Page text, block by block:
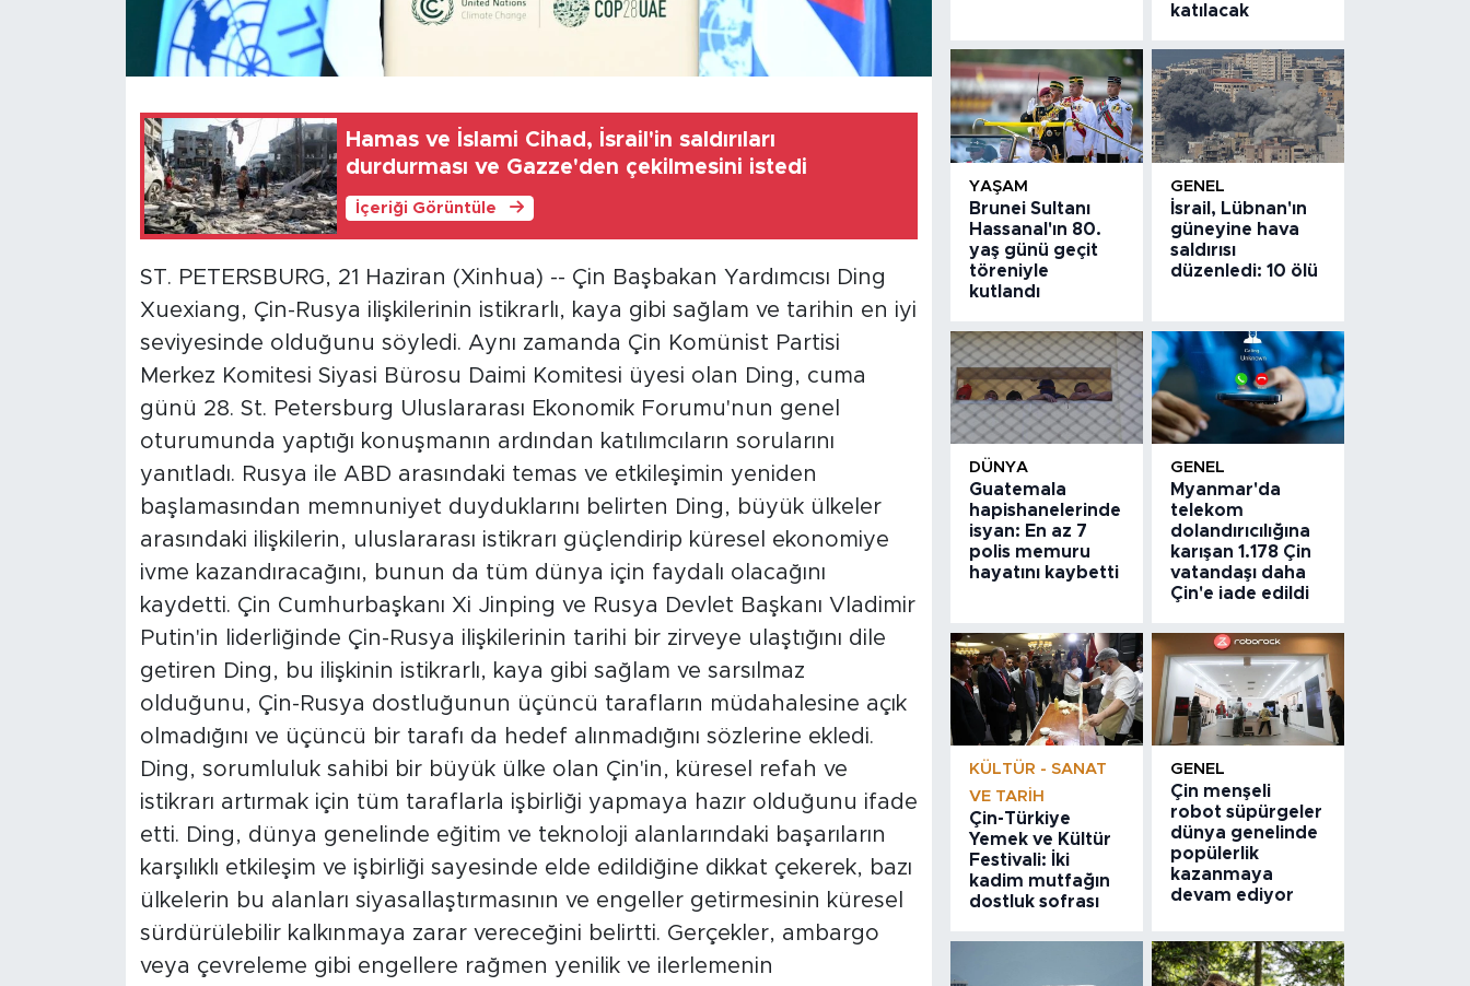
Hamas ve İslami Cihad, İsrail'in saldırıları
durdurması ve Gazze'den çekilmesini istedi
İçeriği Görüntüle
ST. PETERSBURG, 21 Haziran (Xinhua) -- Çin Başbakan Yardımcısı Ding
Xuexiang, Çin-Rusya ilişkilerinin istikrarlı, kaya gibi sağlam ve tarihin en iyi
seviyesinde olduğunu söyledi. Aynı zamanda Çin Komünist Partisi
Merkez Komitesi Siyasi Bürosu Daimi Komitesi üyesi olan Ding, cuma
günü 28. St. Petersburg Uluslararası Ekonomik Forumu'nun genel
oturumunda yaptığı konuşmanın ardından katılımcıların sorularını
yanıtladı. Rusya ile ABD arasındaki temas ve etkileşimin yeniden
başlamasından memnuniyet duyduklarını belirten Ding, büyük ülkeler
arasındaki ilişkilerin, uluslararası istikrarı güçlendirip küresel ekonomiye
ivme kazandıracağını, bunun da tüm dünya için faydalı olacağını
kaydetti. Çin Cumhurbaşkanı Xi Jinping ve Rusya Devlet Başkanı Vladimir
Putin'in liderliğinde Çin-Rusya ilişkilerinin tarihi bir zirveye ulaştığını dile
getiren Ding, bu ilişkinin istikrarlı, kaya gibi sağlam ve sarsılmaz
olduğunu, Çin-Rusya dostluğunun üçüncü tarafların müdahalesine açık
olmadığını ve üçüncü bir tarafı da hedef alınmadığını sözlerine ekledi.
Ding, sorumluluk sahibi bir büyük ülke olan Çin'in, küresel refah ve
istikrarı artırmak için tüm taraflarla işbirliği yapmaya hazır olduğunu ifade
etti. Ding, dünya genelinde eğitim ve teknoloji alanlarındaki başarıların
karşılıklı etkileşim ve işbirliği sayesinde elde edildiğine dikkat çekerek, bazı
ülkelerin bu alanları siyasallaştırmasının ve engeller getirmesinin küresel
sürdürülebilir kalkınmaya zarar vereceğini belirtti. Gerçekler, ambargo
veya çevreleme gibi engellere rağmen yenilik ve ilerlemenin
katılacak
YAŞAM
Brunei Sultanı
Hassanal'ın 80.
yaş günü geçit
töreniyle
kutlandı
GENEL
İsrail, Lübnan'ın
güneyine hava
saldırısı
düzenledi: 10 ölü
DÜNYA
Guatemala
hapishanelerinde
isyan: En az 7
polis memuru
hayatını kaybetti
GENEL
Myanmar'da
telekom
dolandırıcılığına
karışan 1.178 Çin
vatandaşı daha
Çin'e iade edildi
KÜLTÜR - SANAT
VE TARIH
Çin-Türkiye
Yemek ve Kültür
Festivali: İki
kadim mutfağın
dostluk sofrası
GENEL
Çin menşeli
robot süpürgeler
dünya genelinde
popülerlik
kazanmaya
devam ediyor
Xinhua Türkiye